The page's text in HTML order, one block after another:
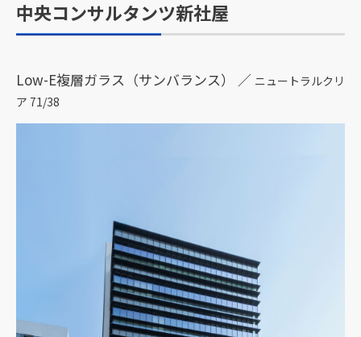
中央コンサルタンツ新社屋
Low-E複層ガラス（サンバランス） ／ ニュートラルクリ
ア 71/38